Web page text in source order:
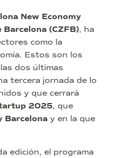
New Economy
Barcelona (CZFB), ha
como la
Estos son los
dos últimas
tercera jornada de lo
y que cerrará
2025, que
Barcelona y en la que
edición, el programa